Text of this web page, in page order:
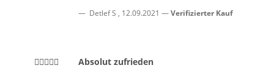
Detlef S , 12.09.2021 Verifizierter Kauf
Absolut zufrieden